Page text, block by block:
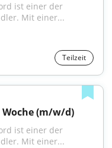
ist einer der
Mit einer...
Teilzeit
Woche (m/w/d)
ist einer der
Mit einer...